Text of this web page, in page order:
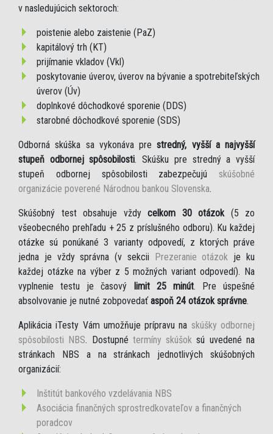
v nasledujúcich sektoroch:
poistenie alebo zaistenie (PaZ)
kapitálový trh (KT)
prijímanie vkladov (Vkl)
poskytovanie úverov, úverov na bývanie a spotrebiteľských
úverov (Úv)
doplnkové dôchodkové sporenie (DDS)
starobné dôchodkové sporenie (SDS)
Odborná skúška sa vykonáva prestredný, vyšší a najvyšší
stupeň odbornej spôsobilosti. Skúšku pre stredný a vyšší
stupeň odbornej spôsobilosti zabezpečujú skúšobné
organizácie poverené Národnou bankou Slovenska.
Skúšobný test obsahuje vždy celkom 30 otázok(5 zo
všeobecného prehľadu + 25 z príslušného odboru). Ku každej
otázke sú ponúkané 3 varianty odpovedí, z ktorých práve
jedna je vždy správna (v sekcii Prezeranie otázok je ku
každej otázke na výber z 5 možných variant odpovedí). Na
vyplnenie testu je časový limit 25 minút. Pre úspešné
absolvovanie je nutné zobpovedaťaspoň 24 otázok správne.
Aplikácia iTesty Vám umožňuje prípravu na skúšky odbornej
spôsobilosti NBS. Dostupné termíny skúšok sú uvedené na
stránkach NBS a na stránkach jednotlivých skúšobných
organizácií:
Inštitút bankového vzdelávania NBS
Asociácia finančných sprostredkovateľov a finančných
poradcov